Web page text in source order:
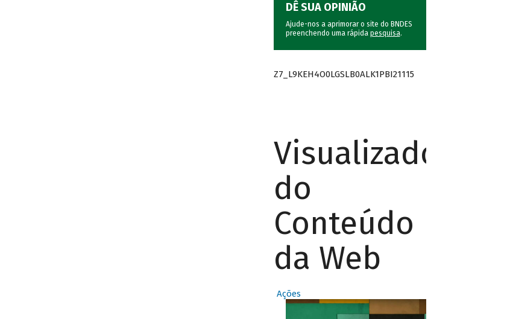
DÊ SUA OPINIÃO
Ajude-nos a aprimorar o site do BNDES
preenchendo uma rápida pesquisa.
Z7_L9KEH4O0LGSLB0ALK1PBI21115
Visualizador
do
Conteúdo
da Web
Ações